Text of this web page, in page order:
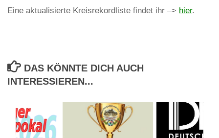
Eine aktualisierte Kreisrekordliste findet ihr –> hier.
DAS KÖNNTE DICH AUCH
INTERESSIEREN...